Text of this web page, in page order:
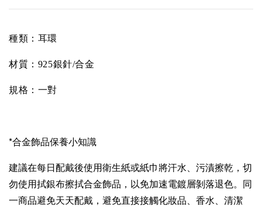
種類：耳環
材質： 925銀針/合金
規格：一對
*合金飾品保養小知識
建議在每日配戴後使用衛生紙或紙巾將汗水、污漬擦乾，切
勿使用拭銀布擦拭合金飾品，以免加速電鍍層剝落退色。同
一商品避免天天配戴，避免直接接觸化妝品、香水、清潔